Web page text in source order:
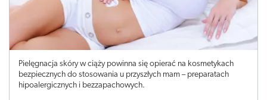
Pielęgnacja skóry w ciąży powinna się opierać na kosmetykach
bezpiecznych do stosowania u przyszłych mam – preparatach
hipoalergicznych i bezzapachowych.